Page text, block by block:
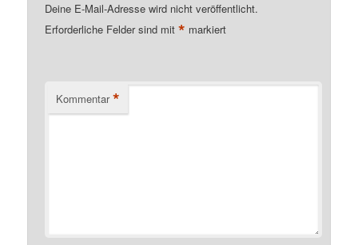
Deine E-Mail-Adresse wird nicht veröffentlicht.
Erforderliche Felder sind mit* markiert
Kommentar *